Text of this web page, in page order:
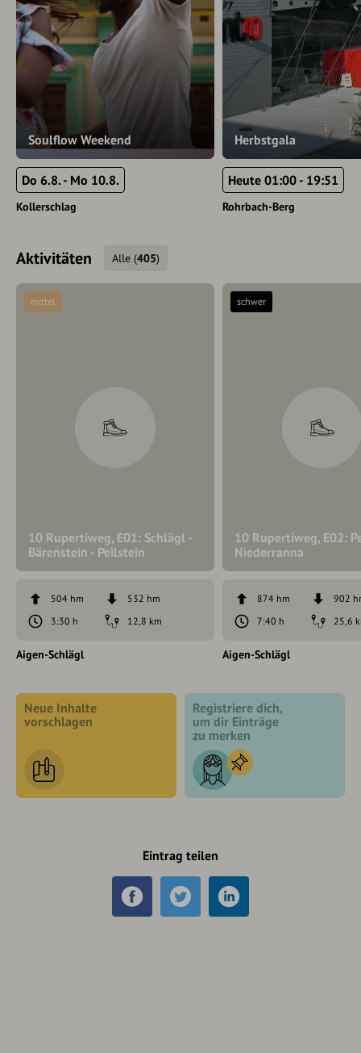
Soulflow Weekend
Do 6.8. - Mo 10.8.
Kollerschlag
Herbstgala
Heute 01:00 - 19:51
Rohrbach-Berg
Aktivitäten Alle (405)
10 Rupertiweg, E01: Schlägl -
Bärenstein - Peilstein
mittel
504 hm
532 hm
3:30 h
12,8 km
Aigen-Schlägl
10 Rupertiweg, E02:
Niederranna
schwer
874 hm
902
7:40 h
25,6
Aigen-Schlägl
Neue Inhalte
vorschlagen
Registriere dich,
um dir Einträge
zu merken
Eintrag teilen